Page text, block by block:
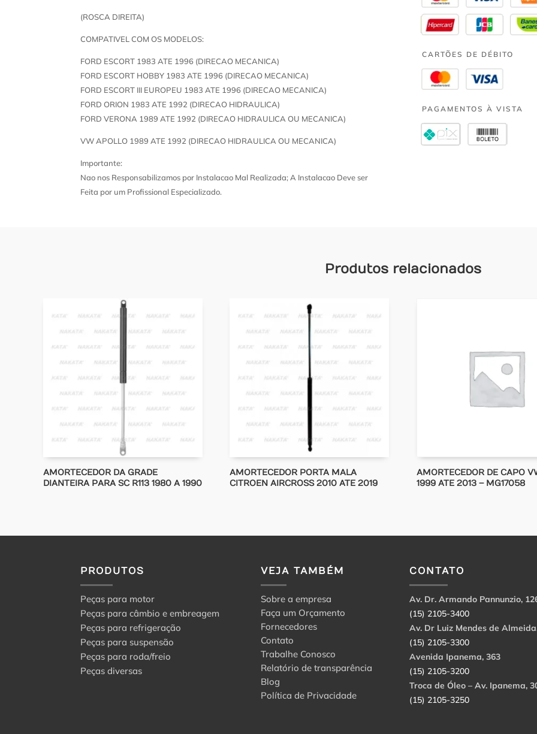
(ROSCA DIREITA)
COMPATIVEL COM OS MODELOS:
FORD ESCORT 1983 ATE 1996 (DIRECAO MECANICA)
FORD ESCORT HOBBY 1983 ATE 1996 (DIRECAO MECANICA)
FORD ESCORT III EUROPEU 1983 ATE 1996 (DIRECAO MECANICA)
FORD ORION 1983 ATE 1992 (DIRECAO HIDRAULICA)
FORD VERONA 1989 ATE 1992 (DIRECAO HIDRAULICA OU MECANICA)
VW APOLLO 1989 ATE 1992 (DIRECAO HIDRAULICA OU MECANICA)
Importante:
Nao nos Responsabilizamos por Instalacao Mal Realizada; A Instalacao Deve ser
Feita por um Profissional Especializado.
CARTÕES DE DÉBITO
PAGAMENTOS À VISTA
Produtos relacionados
AMORTECEDOR DA GRADE
DIANTEIRA PARA SC R113 1980 A 1990
AMORTECEDOR PORTA MALA
CITROEN AIRCROSS 2010 ATE 2019
AMORTECEDOR DE CAPO
1999 ATE 2013 – MG17058
PRODUTOS
Peças para motor
Peças para câmbio e embreagem
Peças para refrigeração
Peças para suspensão
Peças para roda/freio
Peças diversas
VEJA TAMBÉM
Sobre a empresa
Faça um Orçamento
Fornecedores
Contato
Trabalhe Conosco
Relatório de transparência
Blog
Política de Privacidade
CONTATO
Av. Dr. Armando Pannunzio,
(15) 2105-3400
Av. Dr Luiz Mendes de
(15) 2105-3300
Avenida Ipanema, 363
(15) 2105-3200
Troca de Óleo – Av. Ipanema,
(15) 2105-3250